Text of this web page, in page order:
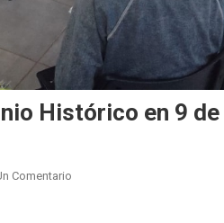
Histórico en 9
Comentario